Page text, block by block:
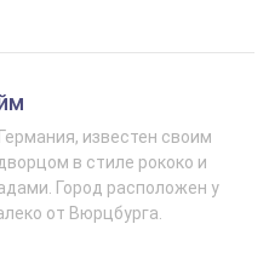
известен своим
в стиле рококо и
Город расположен у
от Вюрцбурга.